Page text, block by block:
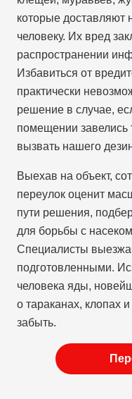
которые доставляют
человеку. Их вред
распространении
Избавиться от
практически
решение в случае,
помещении
вызвать нашего
Выехав на объект,
переулок оценит
пути решения,
для борьбы с
Специалисты
подготовленными.
человека яды,
о тараканах, клопах
забыть.